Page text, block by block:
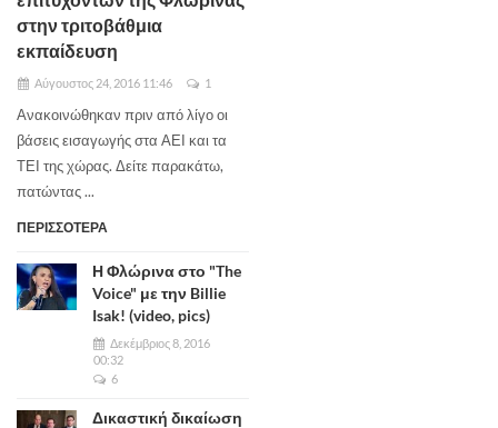
στην τριτοβάθμια
εκπαίδευση
Αύγουστος 24, 2016 11:46 1
Ανακοινώθηκαν πριν από λίγο οι
βάσεις εισαγωγής στα ΑΕΙ και τα
ΤΕΙ της χώρας. Δείτε παρακάτω,
πατώντας ...
ΠΕΡΙΣΣΟΤΕΡΑ
Η Φλώρινα στο "The
Voice" με την Billie
Isak! (video, pics)
Δεκέμβριος 8, 2016
00:32
6
Δικαστική δικαίωση